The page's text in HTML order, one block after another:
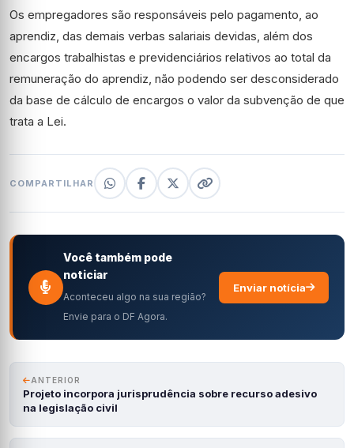
Os empregadores são responsáveis pelo pagamento, ao
aprendiz, das demais verbas salariais devidas, além dos
encargos trabalhistas e previdenciários relativos ao total da
remuneração do aprendiz, não podendo ser desconsiderado
da base de cálculo de encargos o valor da subvenção de que
trata a Lei.
COMPARTILHAR
Você também pode
noticiar
Aconteceu algo na sua região?
Envie para o DF Agora.
Enviar notícia
ANTERIOR
Projeto incorpora jurisprudência sobre recurso adesivo
na legislação civil